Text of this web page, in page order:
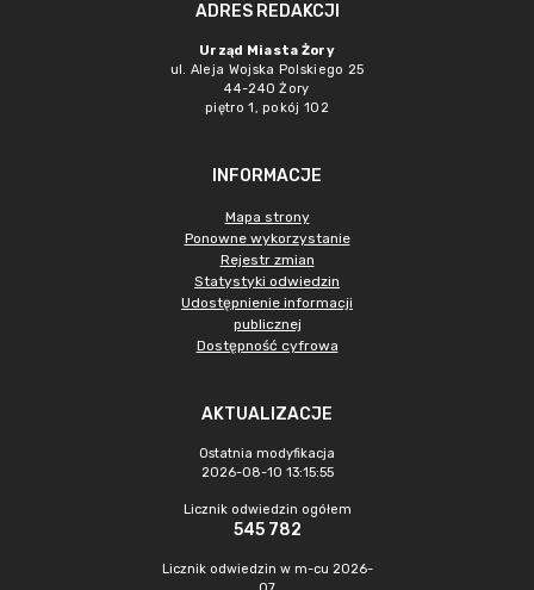
ADRES REDAKCJI
Urząd Miasta Żory
ul. Aleja Wojska Polskiego 25
44-240 Żory
piętro 1, pokój 102
INFORMACJE
Mapa strony
Ponowne wykorzystanie
Rejestr zmian
Statystyki odwiedzin
Udostępnienie informacji
publicznej
Dostępność cyfrowa
AKTUALIZACJE
Ostatnia modyfikacja
2026-08-10 13:15:55
Licznik odwiedzin ogółem
545 782
Licznik odwiedzin w m-cu 2026-